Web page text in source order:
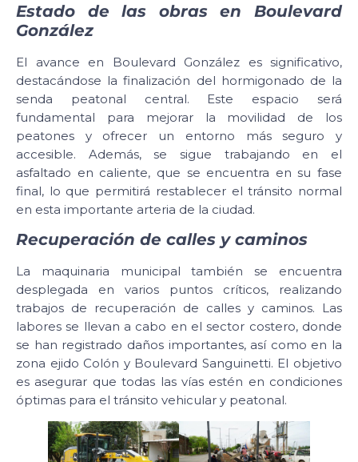
Estado de las obras en Boulevard
González
El avance en Boulevard González es significativo,
destacándose la finalización del hormigonado de la
senda peatonal central. Este espacio será
fundamental para mejorar la movilidad de los
peatones y ofrecer un entorno más seguro y
accesible. Además, se sigue trabajando en el
asfaltado en caliente, que se encuentra en su fase
final, lo que permitirá restablecer el tránsito normal
en esta importante arteria de la ciudad.
Recuperación de calles y caminos
La maquinaria municipal también se encuentra
desplegada en varios puntos críticos, realizando
trabajos de recuperación de calles y caminos. Las
labores se llevan a cabo en el sector costero, donde
se han registrado daños importantes, así como en la
zona ejido Colón y Boulevard Sanguinetti. El objetivo
es asegurar que todas las vías estén en condiciones
óptimas para el tránsito vehicular y peatonal.